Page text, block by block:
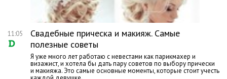
11:05
Свадебные прическа и макияж. Самые
полезные советы
Я уже много лет работаю с невестами как парикмахер и
визажист, и хотела бы дать пару советов по выбору прически
и макияжа. Это самые основные моменты, которые стоит учесть